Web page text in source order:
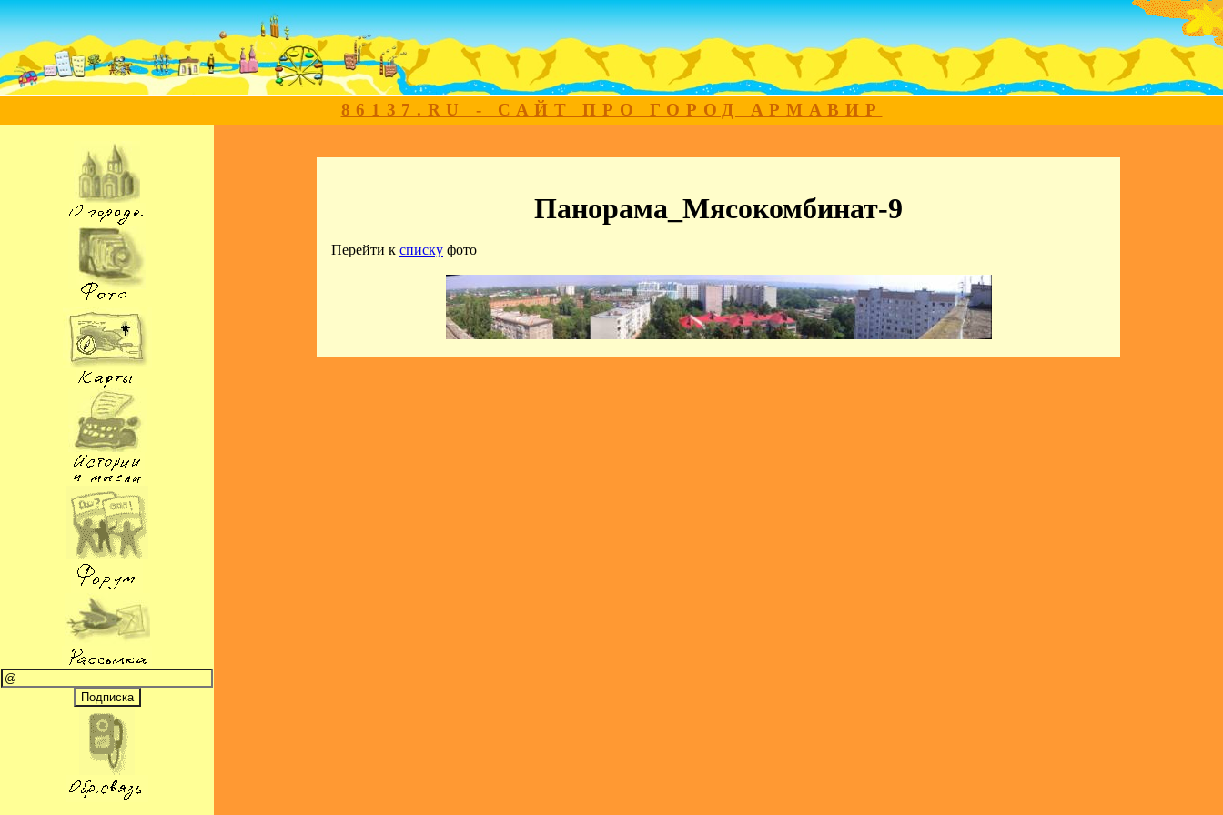
86137.RU - САЙТ ПРО ГОРОД АРМАВИР
Панорама_Мясокомбинат-9
Перейти к списку фото